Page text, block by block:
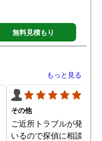
無料見積もり
もっと見る
その他
ご近所トラブルが発生し
いるので探偵に相談する